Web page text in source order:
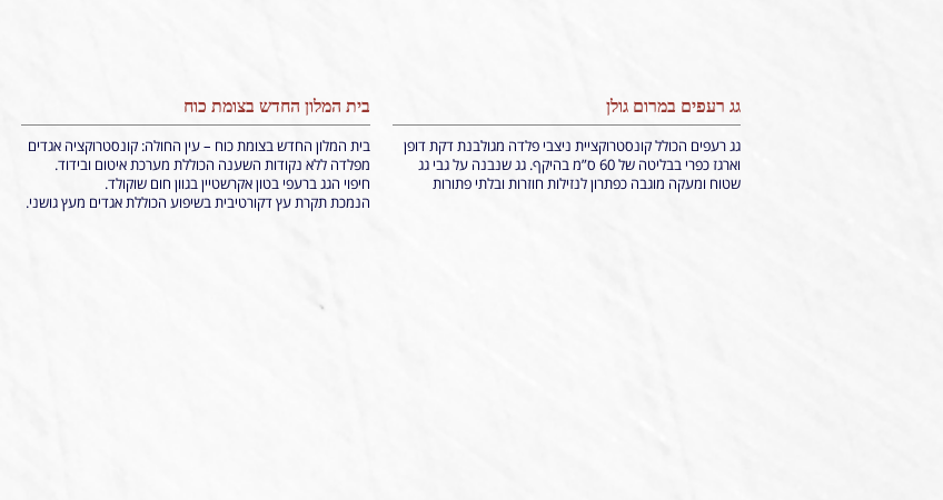
גג רעפים במרום גולן
גג רעפים הכולל קונסטרוקציית ניצבי פלדה מגולבנת דקת דופן
וארגז כפרי בבליטה של 60 ס”מ בהיקף. גג שנבנה על גבי גג
שטוח ומעקה מוגבה כפתרון לנזילות חוזרות ובלתי פתורות
בית המלון החדש בצומת כוח
בית המלון החדש בצומת כוח – עין החולה: קונסטרוקציה אגדים
מפלדה ללא נקודות השענה הכוללת מערכת איטום ובידוד.
חיפוי הגג ברעפי בטון אקרשטיין בגוון חום שוקולד.
הנמכת תקרת עץ דקורטיבית בשיפוע הכוללת אגדים מעץ גושני.